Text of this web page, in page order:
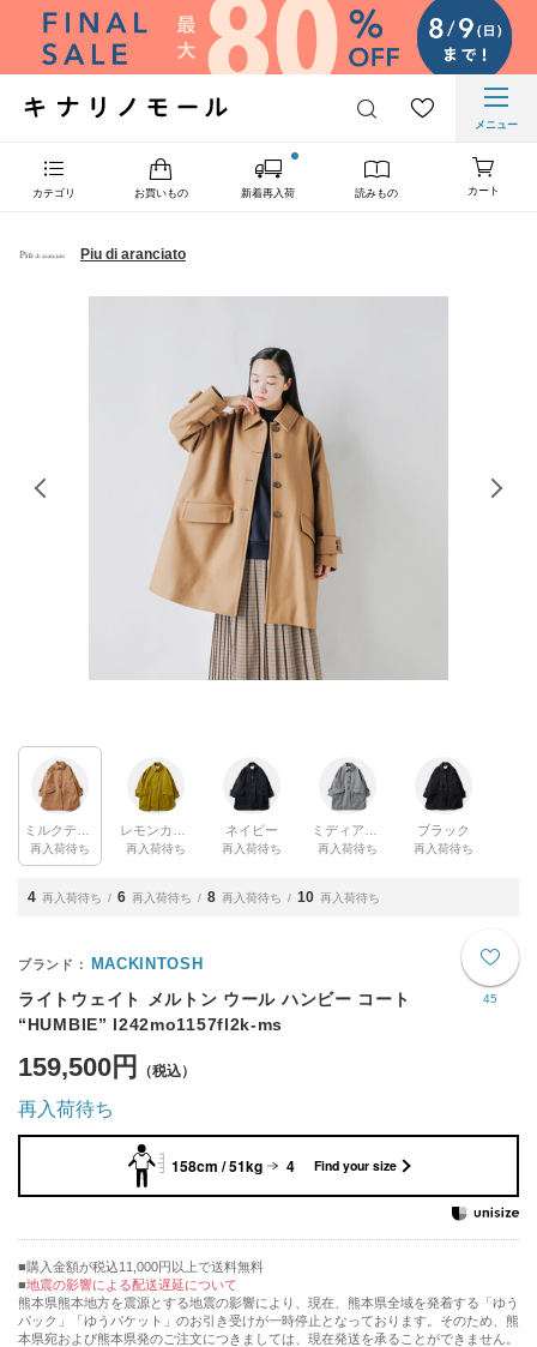
メニュー
カテゴリ お買いもの 新着再入荷 読みもの カート
Piu di aranciato
再入荷待ち 再入荷待ち
ネイビー
再入荷待ち 再入荷待ち
ブラック
再入荷待ち
4 再入荷待ち 6 再入荷待ち 8 再入荷待ち 10 再入荷待ち
45
MACKINTOSH
ライトウェイト メルトン ウール ハンビー コート
“HUMBIE” l242mo1157fl2k-ms
159,500円
再入荷待ち
158cm / 51kg 4 Find your size
購入金額が税込11,000円以上で送料無料
地震の影響による配送遅延について
熊本県熊本地方を震源とする地震の影響により、現在、熊本県全域を発着する「ゆう
パック」「ゆうパケット」のお引き受けが一時停止となっております。そのため、熊
本県宛および熊本県発のご注文につきましては、現在発送を承ることができません。